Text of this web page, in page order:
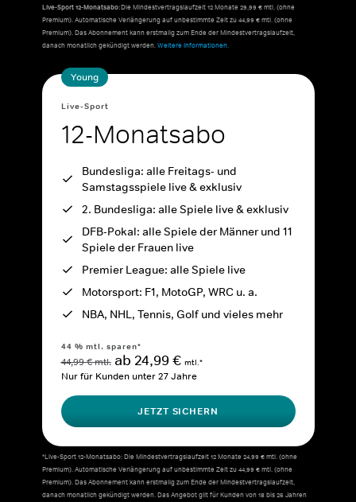
Live-Sport 12-Monatsabo:Die Mindestvertragslaufzeit 12 Monate 29,99 € mtl. (ohne
Premium). Automatische Verlängerung auf unbestimmte Zeit zu 44,99 € mtl. (ohne
Premium). Das Abonnement kann erstmalig zum Ende der Mindestvertragslaufzeit,
danach monatlich gekündigt werden.Weitere Informationen.
Young
Live-Sport
12-Monatsabo
Bundesliga: alle Freitags- und
Samstagsspiele live & exklusiv
2. Bundesliga: alle Spiele live & exklusiv
DFB-Pokal: alle Spiele der Männer und 11
Spiele der Frauen live
Premier League: alle Spiele live
Motorsport: F1, MotoGP, WRC u. a.
NBA, NHL, Tennis, Golf und vieles mehr
44 % mtl. sparen*
44,99 € mtl. ab 24,99 € mtl.*
Nur für Kunden unter 27 Jahre
JETZT SICHERN
*Live-Sport 12-Monatsabo: Die Mindestvertragslaufzeit 12 Monate 24,99 € mtl. (ohne
Premium). Automatische Verlängerung auf unbestimmte Zeit zu 44,99 € mtl. (ohne
Premium). Das Abonnement kann erstmalig zum Ende der Mindestvertragslaufzeit,
danach monatlich gekündigt werden. Das Angebot gilt für Kunden von 18 bis 26 Jahren